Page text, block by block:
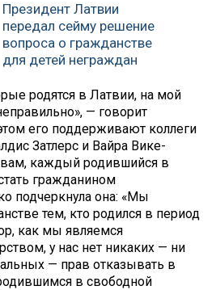
Президент Латвии
передал сейму решение
вопроса о гражданстве
для детей неграждан
родятся в Латвии, на мой
— говорит
его поддерживают коллеги
Затлерс и Вайра Вике-
каждый родившийся в
гражданином
подчеркнула она: «Мы
тем, кто родился в период
как мы являемся
у нас нет никаких — ни
— прав отказывать в
в свободной